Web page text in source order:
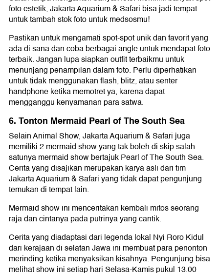
foto estetik, Jakarta Aquarium & Safari bisa jadi tempat
untuk tambah stok foto untuk medsosmu!
Pastikan untuk mengamati spot-spot unik dan favorit yang
ada di sana dan coba berbagai angle untuk mendapat foto
terbaik. Jangan lupa siapkan outfit terbaikmu untuk
menunjang penampilan dalam foto. Perlu diperhatikan
untuk tidak menggunakan flash, blitz, atau senter
handphone ketika memotret ya, karena dapat
mengganggu kenyamanan para satwa.
6. Tonton Mermaid Pearl of The South Sea
Selain Animal Show, Jakarta Aquarium & Safari juga
memiliki 2 mermaid show yang tak boleh di skip salah
satunya mermaid show bertajuk Pearl of The South Sea.
Cerita yang disajikan merupakan karya asli dari tim
Jakarta Aquarium & Safari yang tidak dapat pengunjung
temukan di tempat lain.
Mermaid show ini menceritakan kembali mitos seorang
raja dan cintanya pada putrinya yang cantik.
Cerita yang diadaptasi dari legenda lokal Nyi Roro Kidul
dari kerajaan di selatan Jawa ini membuat para penonton
merinding ketika menyaksikan kisahnya. Pengunjung bisa
melihat show ini setiap hari Selasa-Kamis pukul 13.00